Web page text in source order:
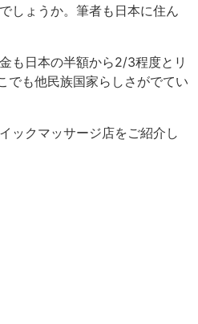
しょうか。筆者も日本に住ん
も日本の半額から2/3程度とリ
でも他民族国家らしさがでてい
ックマッサージ店をご紹介し